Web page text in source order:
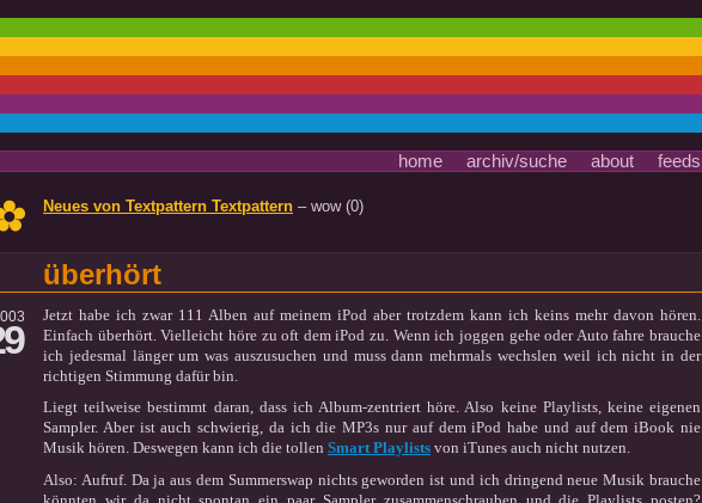
home archiv/suche about feeds
Neues von Textpattern Textpattern – wow (0)
überhört
Jetzt habe ich zwar 111 Alben auf meinem iPod aber trotzdem kann ich keins mehr davon hören.
Einfach überhört. Vielleicht höre zu oft dem iPod zu. Wenn ich joggen gehe oder Auto fahre brauche
ich jedesmal länger um was auszusuchen und muss dann mehrmals wechslen weil ich nicht in der
richtigen Stimmung dafür bin.
Liegt teilweise bestimmt daran, dass ich Album-zentriert höre. Also keine Playlists, keine eigenen
Sampler. Aber ist auch schwierig, da ich die MP3s nur auf dem iPod habe und auf dem iBook nie
Musik hören. Deswegen kann ich die tollen Smart Playlists von iTunes auch nicht nutzen.
Also: Aufruf. Da ja aus dem Summerswap nichts geworden ist und ich dringend neue Musik brauche